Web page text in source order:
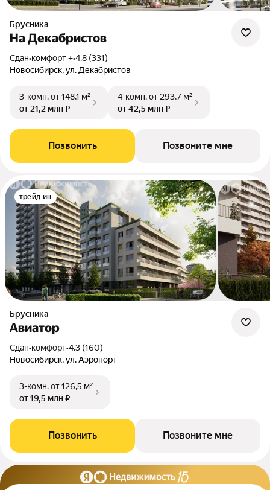
Брусника
На Декабристов
Сдан•комфорт +•4.8 (331)
Новосибирск, ул. Декабристов
3-комн.от 148,1 м²
от 21,2 млн ₽
4-комн.от 293,7 м²
от 42,5 млн ₽
Позвонить Позвоните мне
трейд-ин
Брусника
Авиатор
Сдан•комфорт•4.3 (160)
Новосибирск, ул. Аэропорт
3-комн.от 126,5 м²
от 19,5 млн ₽
Позвонить Позвоните мне